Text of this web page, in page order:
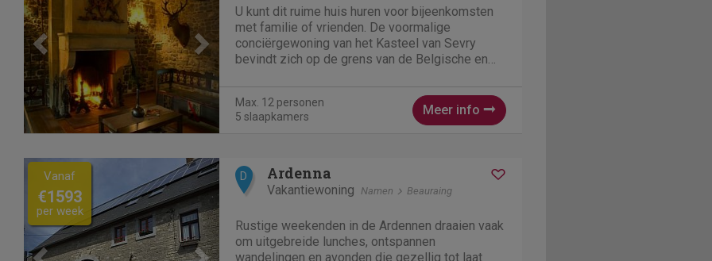
U kunt dit ruime huis huren voor bijeenkomsten
met familie of vrienden. De voormalige
conciërgewoning van het Kasteel van Sevry
bevindt zich op de grens van de Belgische en
gastenkamers die een middeleeuwse...
Max. 12 personen
5 slaapkamers
Meer info
Previous Next
Vanaf
€1593
per week
D Ardenna
Vakantiewoning Namen Beauraing
Rustige weekenden in de Ardennen draaien vaak
om uitgebreide lunches, ontspannen
wandelingen en avonden die gezellig tot laat